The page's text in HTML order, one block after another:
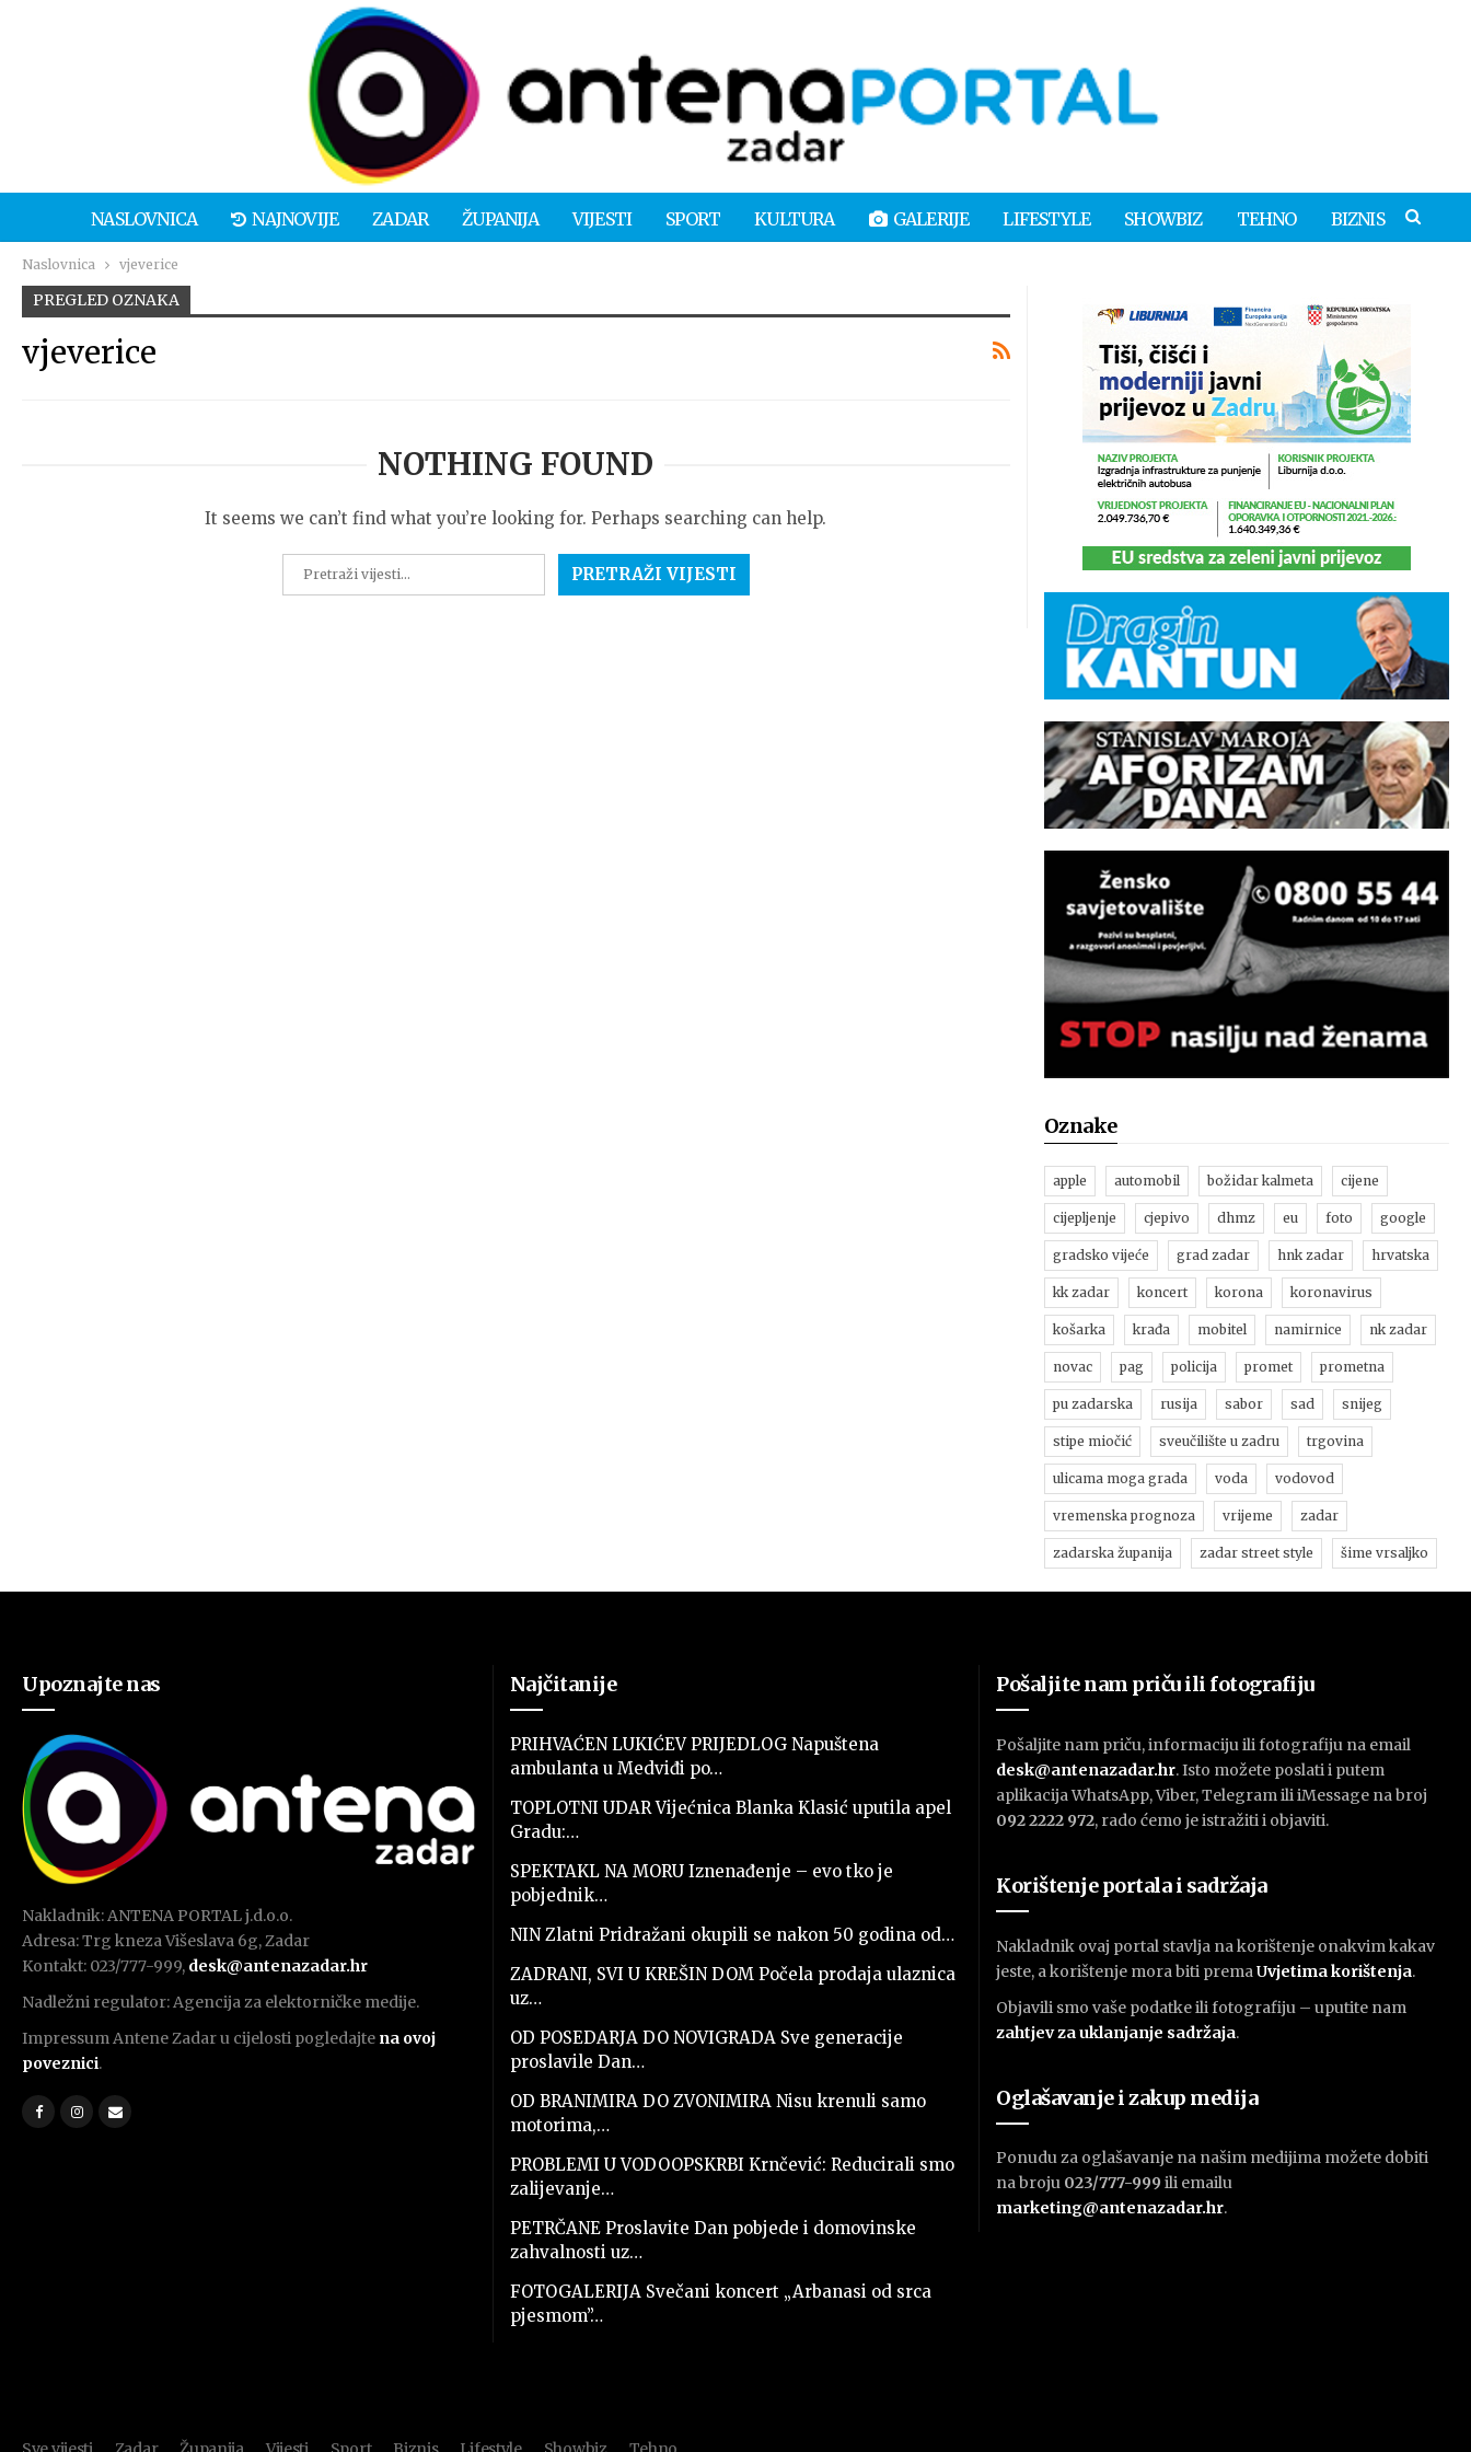
NASLOVNICA NAJNOVIJE ZADAR ŽUPANIJA VIJESTI SPORT KULTURA GALERIJE LIFESTYLE SHOWBIZ TEHNO BIZNIS
Naslovnica vjeverice
PREGLED OZNAKA
vjeverice
NOTHING FOUND
It seems we can’t find what you’re looking for. Perhaps searching can help.
Oznake
apple automobil božidar kalmeta cijene
cijepljenje cjepivo dhmz eu foto google
gradsko vijeće grad zadar hnk zadar hrvatska
kk zadar koncert korona koronavirus
košarka krađa mobitel namirnice nk zadar
novac pag policija promet prometna
pu zadarska rusija sabor sad snijeg
stipe miočić sveučilište u zadru trgovina
ulicama moga grada voda vodovod
vremenska prognoza vrijeme zadar
zadarska županija zadar street style šime vrsaljko
Upoznajte nas
Nakladnik: ANTENA PORTAL j.d.o.o.
Adresa: Trg kneza Višeslava 6g, Zadar
Kontakt: 023/777-999, desk@antenazadar.hr
Nadležni regulator: Agencija za elektorničke medije.
Impressum Antene Zadar u cijelosti pogledajte na ovoj
poveznici.
Najčitanije
PRIHVAĆEN LUKIĆEV PRIJEDLOG Napuštena
ambulanta u Medviđi po…
TOPLOTNI UDAR Vijećnica Blanka Klasić uputila apel
Gradu:…
SPEKTAKL NA MORU Iznenađenje – evo tko je
pobjednik…
NIN Zlatni Pridražani okupili se nakon 50 godina od…
ZADRANI, SVI U KREŠIN DOM Počela prodaja ulaznica
uz…
OD POSEDARJA DO NOVIGRADA Sve generacije
proslavile Dan…
OD BRANIMIRA DO ZVONIMIRA Nisu krenuli samo
motorima,…
PROBLEMI U VODOOPSKRBI Krnčević: Reducirali smo
zalijevanje…
PETRČANE Proslavite Dan pobjede i domovinske
zahvalnosti uz…
FOTOGALERIJA Svečani koncert „Arbanasi od srca
pjesmom”…
Pošaljite nam priču ili fotografiju
Pošaljite nam priču, informaciju ili fotografiju na email
desk@antenazadar.hr. Isto možete poslati i putem
aplikacija WhatsApp, Viber, Telegram ili iMessage na broj
092 2222 972, rado ćemo je istražiti i objaviti.
Korištenje portala i sadržaja
Nakladnik ovaj portal stavlja na korištenje onakvim kakav
jeste, a korištenje mora biti premaUvjetima korištenja.
Objavili smo vaše podatke ili fotografiju – uputite nam
zahtjev za uklanjanje sadržaja.
Oglašavanje i zakup medija
Ponudu za oglašavanje na našim medijima možete dobiti
na broju 023/777-999 ili emailu
marketing@antenazadar.hr.